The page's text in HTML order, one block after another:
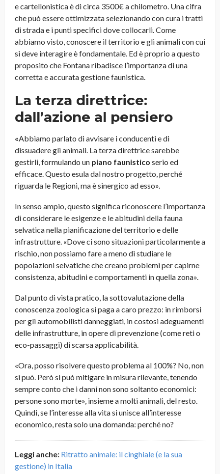
e cartellonistica è di circa 3500€ a chilometro. Una cifra
che può essere ottimizzata selezionando con cura i tratti
di strada e i punti specifici dove collocarli. Come
abbiamo visto, conoscere il territorio e gli animali con cui
si deve interagire è fondamentale. Ed è proprio a questo
proposito che Fontana ribadisce l’importanza di una
corretta e accurata gestione faunistica.
La terza direttrice:
dall’azione al pensiero
«Abbiamo parlato di avvisare i conducenti e di
dissuadere gli animali. La terza direttrice sarebbe
gestirli, formulando un piano faunistico serio ed
efficace. Questo esula dal nostro progetto, perché
riguarda le Regioni, ma è sinergico ad esso».
In senso ampio, questo significa riconoscere l’importanza
di considerare le esigenze e le abitudini della fauna
selvatica nella pianificazione del territorio e delle
infrastrutture. «Dove ci sono situazioni particolarmente a
rischio, non possiamo fare a meno di studiare le
popolazioni selvatiche che creano problemi per capirne
consistenza, abitudini e comportamenti in quella zona».
Dal punto di vista pratico, la sottovalutazione della
conoscenza zoologica si paga a caro prezzo: in rimborsi
per gli automobilisti danneggiati, in costosi adeguamenti
delle infrastrutture, in opere di prevenzione (come reti o
eco-passaggi) di scarsa applicabilità.
«Ora, posso risolvere questo problema al 100%? No, non
si può. Però si può mitigare in misura rilevante, tenendo
sempre conto che i danni non sono soltanto economici:
persone sono morte», insieme a molti animali, del resto.
Quindi, se l’interesse alla vita si unisce all’interesse
economico, resta solo una domanda: perché no?
Leggi anche: Ritratto animale: il cinghiale (e la sua
gestione) in Italia